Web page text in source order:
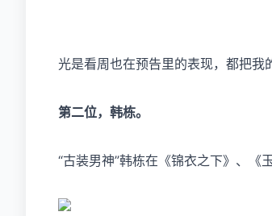
光是看周也在预告里的表现，都把我
第二位，韩栋。
“古装男神”韩栋在《锦衣之下》、《